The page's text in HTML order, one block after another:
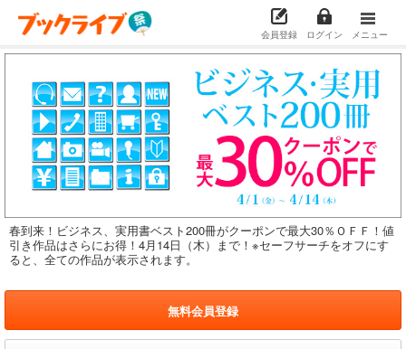
会員登録 ログイン メニュー
春到来！ビジネス、実用書ベスト200冊がクーポンで最大30％ＯＦＦ！値
引き作品はさらにお得！4月14日（木）まで！※セーフサーチをオフにす
ると、全ての作品が表示されます。
無料会員登録